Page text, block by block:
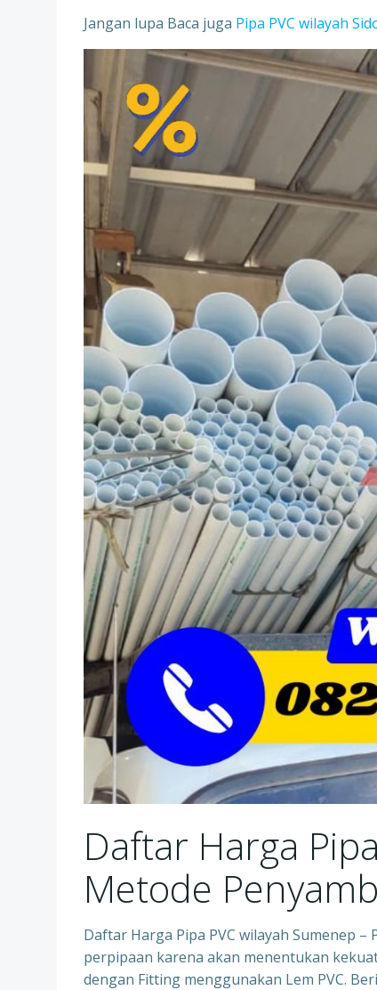
Jangan lupa Baca juga Pipa PVC wilayah
Daftar Harga
Metode
Daftar Harga Pipa PVC wilayah Sumenep
perpipaan karena akan menentukan
dengan Fitting menggunakan Lem PVC.